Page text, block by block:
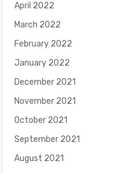
April 2022
March 2022
February 2022
January 2022
December 2021
November 2021
October 2021
September 2021
August 2021